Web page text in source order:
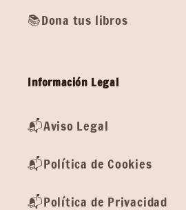
📚Dona tus libros
Información Legal
📬Aviso Legal
📬Política de Cookies
📬Política de Privacidad